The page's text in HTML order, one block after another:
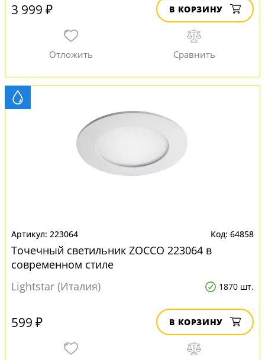
3 999 ₽ В КОРЗИНУ
223064 64858
Точечный светильник ZOCCO 223064 в
современном стиле
Lightstar (Италия)
1870 шт.
599 ₽ В КОРЗИНУ